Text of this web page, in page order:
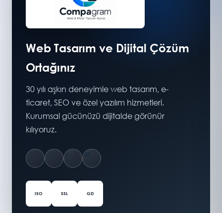
Web Tasarım ve Dijital Çözüm
Ortağınız
30 yılı aşkın deneyimle web tasarım, e-
ticaret, SEO ve özel yazılım hizmetleri.
Kurumsal gücünüzü dijitalde görünür
kılıyoruz.
ISO SSL GD